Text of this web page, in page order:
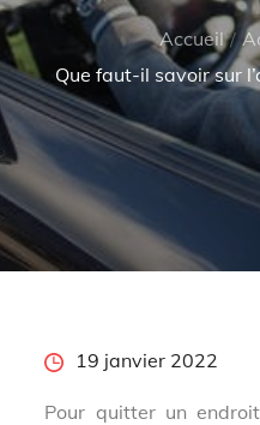
Accueil
Que faut-il savoir sur
Posted19 janvier 2022
Pour quitter un